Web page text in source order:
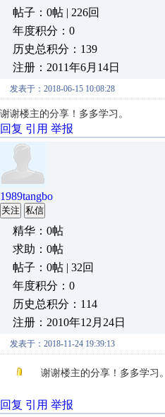
帖子：0帖 | 226回
年度积分：0
历史总积分：139
注册：2011年6月14日
发表于：2018-06-15 10:08:28
谢谢楼主的分享！多多学习。
回复 引用 举报
1989tangbo
关注 私信
精华：0帖
求助：0帖
帖子：0帖 | 32回
年度积分：0
历史总积分：114
注册：2010年12月24日
发表于：2018-11-24 19:39:13
谢谢楼主的分享！多多学习。
回复 引用 举报